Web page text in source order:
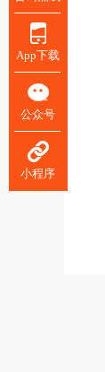
App下载
公众号
小程序